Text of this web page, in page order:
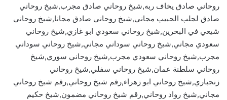
روحاني صادق يخاف ربه,شيخ روحاني صادق مجرب,شيخ روحاني
صادق لجلب الحبيب مجاني,شيخ روحاني صادق مجانا,شيخ روحاني
شيعي في البحرين,شيخ روحاني سعودي ابو غازي,شيخ روحاني
سعودي مجاني,شيخ روحاني سوداني مجاني,شيخ روحاني سوداني
مجرب,شيخ روحاني سعودي مجرب,شيخ روحاني سوري,شيخ
روحاني سلطنة عمان,شيخ روحاني سفلي,شيخ روحاني
زنجباري,شيخ روحاني ابو زهراء,رقم شيخ روحاني,رقم شيخ روحاني
مجاني,شيخ رواد روحاني,رقم شيخ روحاني مضمون,شيخ حكيم